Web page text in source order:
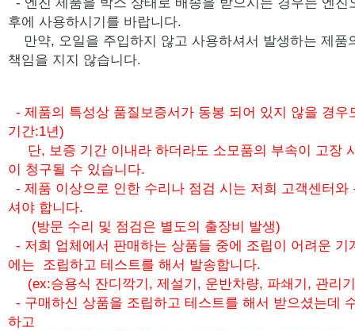
후에 사용하시기를 바랍니다.
만약, 오일을 주입하지 않고 사용하셔서 발생하는 제품
책임을 지지 않습니다.
- 제품의 특성상 품질보증서가 동봉 되어 있지 않을 경우
기간:1년)
단, 보증 기간 이내라 하더라도 소모품의 부속이 고장
이 청구될 수 있습니다.
- 제품 이상으로 인한 수리나 점검 시는 저희 고객센터와
셔야 합니다.
(방문 수리 및 점검은 별도의 출장비 발생)
- 저희 업체에서 판매하는 상품들 중에 조립이 어려운 기
에는 조립하고 테스트를 해서 발송합니다.
(ex:승용식 잔디깍기, 제설기, 운반차량, 파쇄기, 관리
- 구매하신 상품을 조립하고 테스트를 해서 받으셨는데
하고